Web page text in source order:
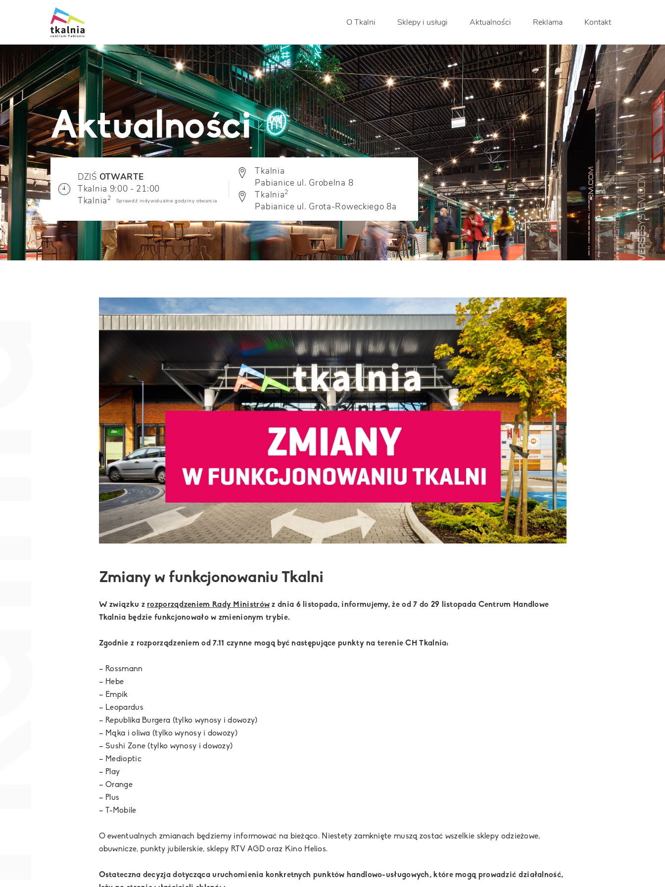
O Tkalni Sklepy i usługi Aktualności Reklama Kontakt
Aktualności
DZIŚ OTWARTE
Tkalnia 9:00 - 21:00
Tkalnia2 Sprawdź indywidualne godziny otwarcia
Tkalnia
Pabianice ul. Grobelna 8
Tkalnia2
Pabianice ul. Grota-Roweckiego 8a
Zmiany w funkcjonowaniu Tkalni
W związku z rozporządzeniem Rady Ministrów z dnia 6 listopada, informujemy, że od 7 do 29 listopada Centrum Handlowe
Tkalnia będzie funkcjonowało w zmienionym trybie.
Zgodnie z rozporządzeniem od 7.11 czynne mogą być następujące punkty na terenie CH Tkalnia:
– Rossmann
– Hebe
– Empik
– Leopardus
– Republika Burgera (tylko wynosy i dowozy)
– Mąka i oliwa (tylko wynosy i dowozy)
– Sushi Zone (tylko wynosy i dowozy)
– Medioptic
– Play
– Orange
– Plus
– T-Mobile
O ewentualnych zmianach będziemy informować na bieżąco. Niestety zamknięte muszą zostać wszelkie sklepy odzieżowe,
obuwnicze, punkty jubilerskie, sklepy RTV AGD oraz Kino Helios.
Ostateczna decyzja dotycząca uruchomienia konkretnych punktów handlowo-usługowych, które mogą prowadzić działalność,